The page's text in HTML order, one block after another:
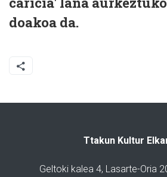
doakoa da.
Ttakun Kultur
Geltoki kalea 4, Lasarte-Oria